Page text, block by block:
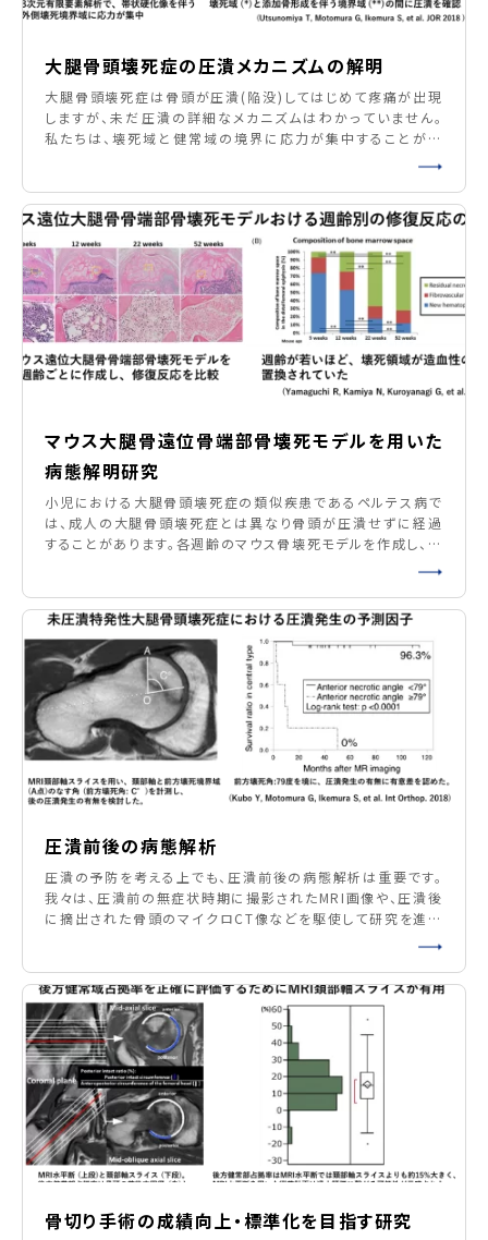
大腿骨頭壊死症の圧潰メカニズムの解明
大腿骨頭壊死症は骨頭が圧潰(陥没)してはじめて疼痛が出現
しますが、未だ圧潰の詳細なメカニズムはわかっていません。
私たちは、壊死域と健常域の境界に応力が集中することが圧
2020. 2) Utsunomiya T, Motomura G,
マウス大腿骨遠位骨端部骨壊死モデルを用いた
病態解明研究
小児における大腿骨頭壊死症の類似疾患であるペルテス病で
は、成人の大腿骨頭壊死症とは異なり骨頭が圧潰せずに経過
することがあります。各週齢のマウス骨壊死モデルを作成し、年
圧潰前後の病態解析
圧潰の予防を考える上でも、圧潰前後の病態解析は重要です。
我々は、圧潰前の無症状時期に撮影されたMRI画像や、圧潰後
に摘出された骨頭のマイクロCT像などを駆使して研究を進め
G, Ikemura S, et al.
骨切り手術の成績向上・標準化を目指す研究